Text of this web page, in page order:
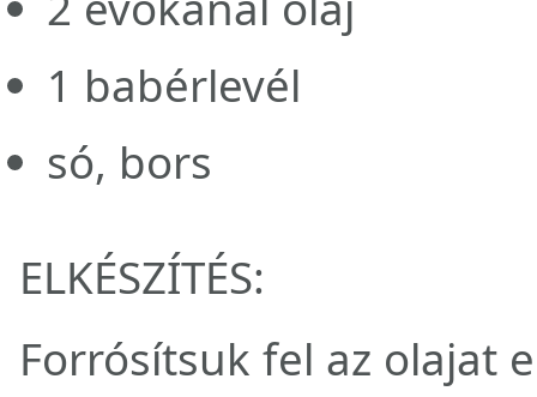
1 babérlevél
só, bors
ELKÉSZÍTÉS:
Forrósítsuk fel az olajat